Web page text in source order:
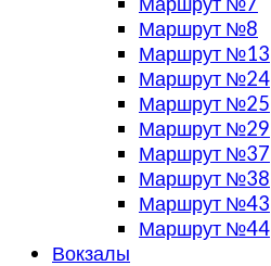
Маршрут №8
Маршрут №13
Маршрут №24
Маршрут №25
Маршрут №29
Маршрут №37
Маршрут №38
Маршрут №43
Маршрут №44
Вокзалы